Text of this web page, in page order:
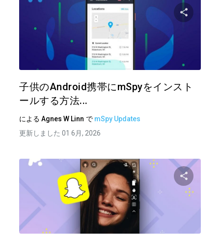
子供のAndroid携帯にmSpyをインスト
ールする方法...
による Agnes W Linn で mSpy Updates
更新しました 01 6月, 2026
この記